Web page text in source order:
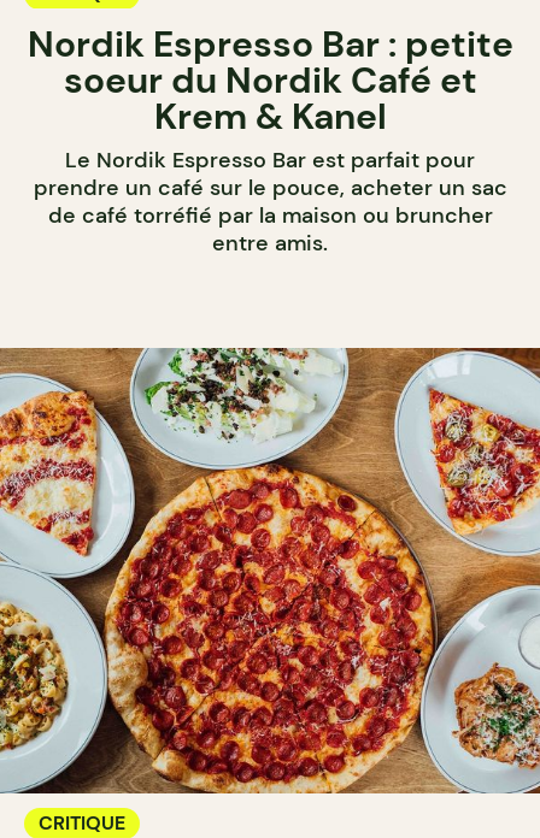
Nordik Espresso Bar : petite
soeur du Nordik Café et
Krem & Kanel
Le Nordik Espresso Bar est parfait pour
prendre un café sur le pouce, acheter un sac
de café torréfié par la maison ou bruncher
entre amis.
CRITIQUE